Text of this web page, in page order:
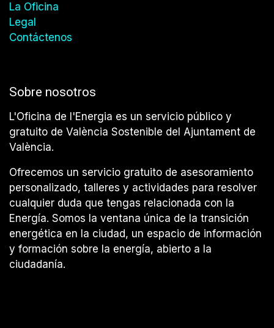
La Oficina
Legal
Contáctenos
Sobre nosotros
L'Oficina de l'Energia es un servicio público y
gratuito de València Sostenible del Ajuntament de
València.
Ofrecemos un servicio gratuito de asesoramiento
personalizado, talleres y actividades para resolver
cualquier duda que tengas relacionada con la
Energía. Somos la ventana única de la transición
energética en la ciudad, un espacio de información
y formación sobre la energía, abierto a la
ciudadanía.